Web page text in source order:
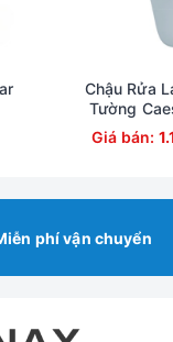
Chậu Rửa
Tường
Giá bán:
phí vận chuyển